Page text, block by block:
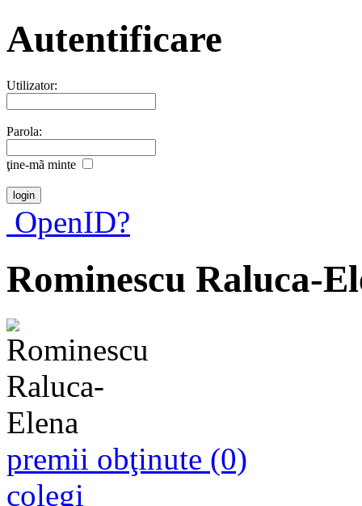
Autentificare
Utilizator:
Parola:
ţine-mã minte
OpenID?
Rominescu Raluca-
premii obţinute (0)
colegi